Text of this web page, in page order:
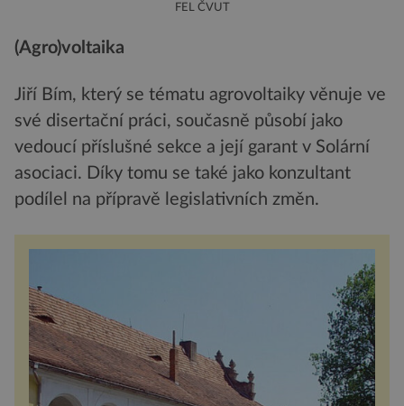
FEL ČVUT
(Agro)voltaika
Jiří Bím, který se tématu agrovoltaiky věnuje ve
své disertační práci, současně působí jako
vedoucí příslušné sekce a její garant v Solární
asociaci. Díky tomu se také jako konzultant
podílel na přípravě legislativních změn.